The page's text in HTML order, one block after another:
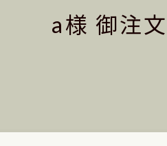
a様 御注